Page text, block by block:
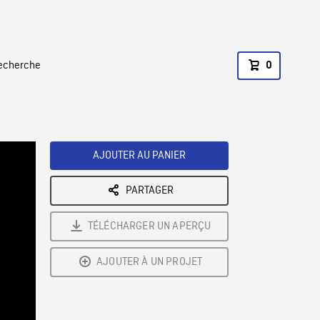
0
AJOUTER AU PANIER
PARTAGER
TÉLÉCHARGER UN APERÇU
AJOUTER À UN PROJET